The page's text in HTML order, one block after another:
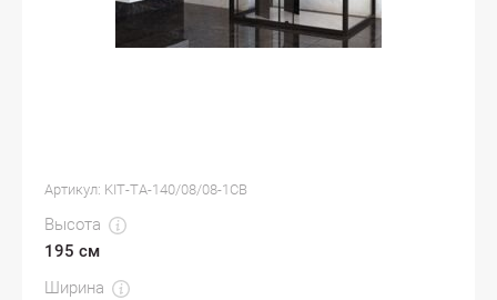
Артикул: KIT-TA-140/08/08-1CB
Высота
195 см
Ширина